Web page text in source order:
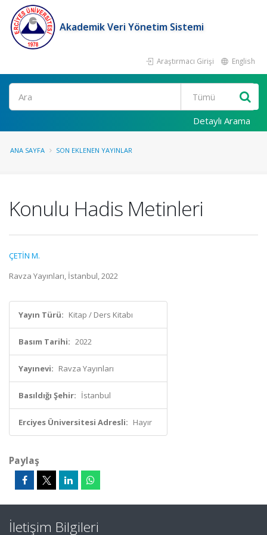
Akademik Veri Yönetim Sistemi
Araştırmacı Girişi English
Ara
Detaylı Arama
ANA SAYFA SON EKLENEN YAYINLAR
Konulu Hadis Metinleri
ÇETİN M.
Ravza Yayınları, İstanbul, 2022
Yayın Türü: Kitap / Ders Kitabı
Basım Tarihi: 2022
Yayınevi: Ravza Yayınları
Basıldığı Şehir: İstanbul
Erciyes Üniversitesi Adresli: Hayır
Paylaş
İletişim Bilgileri